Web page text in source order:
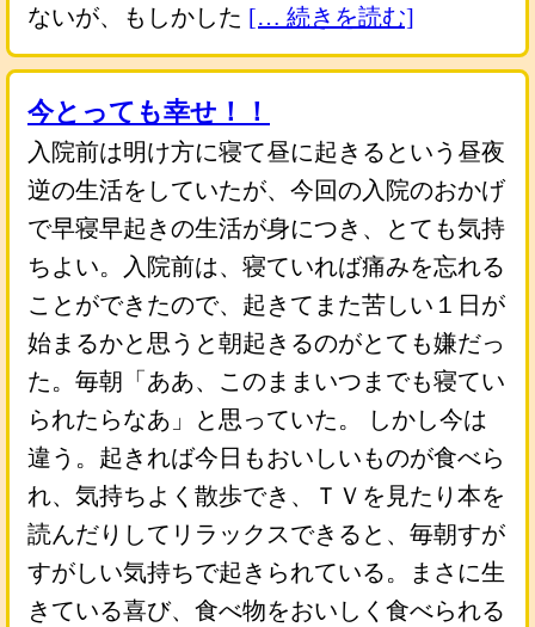
ないが、もしかした [… 続きを読む]
今とっても幸せ！！
入院前は明け方に寝て昼に起きるという昼夜
逆の生活をしていたが、今回の入院のおかげ
で早寝早起きの生活が身につき、とても気持
ちよい。入院前は、寝ていれば痛みを忘れる
ことができたので、起きてまた苦しい１日が
始まるかと思うと朝起きるのがとても嫌だっ
た。毎朝「ああ、このままいつまでも寝てい
られたらなあ」と思っていた。 しかし今は
違う。起きれば今日もおいしいものが食べら
れ、気持ちよく散歩でき、ＴＶを見たり本を
読んだりしてリラックスできると、毎朝すが
すがしい気持ちで起きられている。まさに生
きている喜び、食べ物をおいしく食べられる